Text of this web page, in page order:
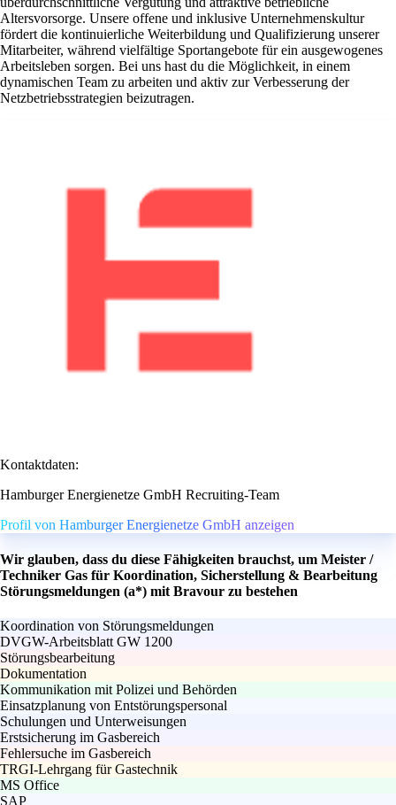
Altersvorsorge. Unsere offene und inklusive Unternehmenskultur
fördert die kontinuierliche Weiterbildung und Qualifizierung unserer
Mitarbeiter, während vielfältige Sportangebote für ein ausgewogenes
Arbeitsleben sorgen. Bei uns hast du die Möglichkeit, in einem
dynamischen Team zu arbeiten und aktiv zur Verbesserung der
Netzbetriebsstrategien beizutragen.
Kontaktdaten:
Hamburger Energienetze GmbH Recruiting-Team
Profil von Hamburger Energienetze GmbH anzeigen
Wir glauben, dass du diese Fähigkeiten brauchst, um Meister /
Techniker Gas für Koordination, Sicherstellung & Bearbeitung
Störungsmeldungen (a*) mit Bravour zu bestehen
Koordination von Störungsmeldungen
DVGW-Arbeitsblatt GW 1200
Störungsbearbeitung
Dokumentation
Kommunikation mit Polizei und Behörden
Einsatzplanung von Entstörungspersonal
Schulungen und Unterweisungen
Erstsicherung im Gasbereich
Fehlersuche im Gasbereich
TRGI-Lehrgang für Gastechnik
MS Office
SAP